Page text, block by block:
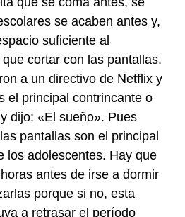
se acaben antes y,
suficiente al
cortar con las pantallas.
a un directivo de Netflix y
el principal contrincante o
dijo: «El sueño». Pues
pantallas son el principal
los adolescentes. Hay que
antes de irse a dormir
porque si no, esta
a retrasar el período